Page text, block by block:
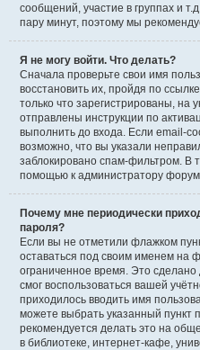
сообщений, участие в группах и
пару минут, поэтому мы
Я не могу войти. Что делать?
Сначала проверьте свои имя
восстановить их, пройдя по
только что зарегистрированы,
отправлены инструкции по
выполнить до входа. Если email-
возможно, что вы указали
заблокировано спам-фильтром. В
помощью к администратору
Почему мне периодически
пароля?
Если вы не отметили флажком
оставаться под своим именем на
ограниченное время. Это сделано
смог воспользоваться вашей
приходилось вводить имя
можете выбрать указанный пункт
рекомендуется делать это на
в библиотеке, интернет-кафе,